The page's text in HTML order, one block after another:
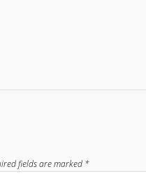
fields are marked *